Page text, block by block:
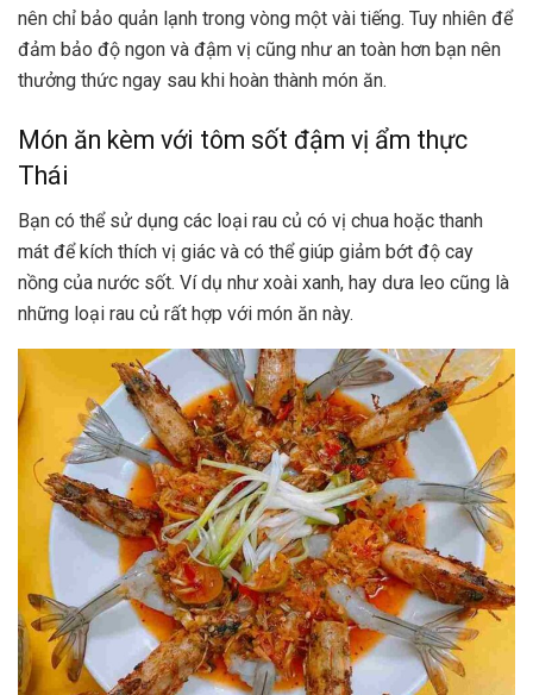
nên chỉ bảo quản lạnh trong vòng một vài tiếng. Tuy nhiên để
đảm bảo độ ngon và đậm vị cũng như an toàn hơn bạn nên
thưởng thức ngay sau khi hoàn thành món ăn.
Món ăn kèm với tôm sốt đậm vị ẩm thực
Thái
Bạn có thể sử dụng các loại rau củ có vị chua hoặc thanh
mát để kích thích vị giác và có thể giúp giảm bớt độ cay
nồng của nước sốt. Ví dụ như xoài xanh, hay dưa leo cũng là
những loại rau củ rất hợp với món ăn này.